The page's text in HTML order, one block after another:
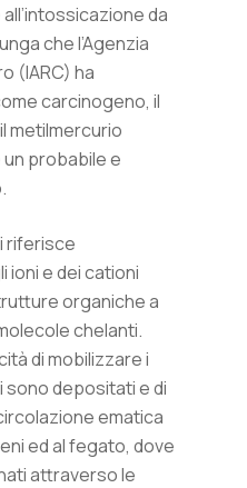
da
che l’Agenzia
(IARC) ha
carcinogeno, il
metilmercurio
probabile e
riferisce
ioni e dei cationi
organiche a
chelanti.
di mobilizzare i
sono depositati e di
ematica
ed al fegato, dove
attraverso le